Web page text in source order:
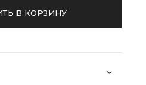
В КОРЗИНУ